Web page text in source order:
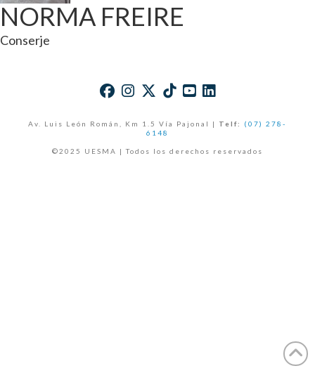
NORMA FREIRE
Conserje
Av. Luis León Román, Km 1.5 Vía Pajonal | Telf:
(07) 278-
6148
©2025 UESMA | Todos los derechos reservados